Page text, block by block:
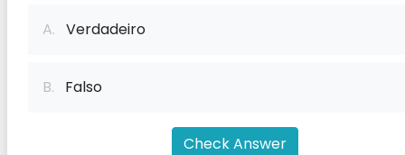
A. Verdadeiro
B. Falso
Check Answer